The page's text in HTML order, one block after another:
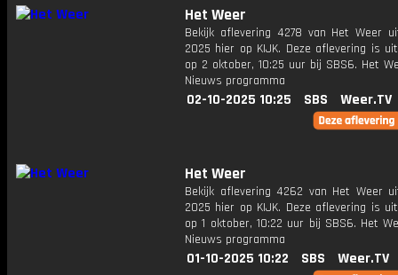
Het Weer
Bekijk aflevering 4278 van Het Weer
2025 hier op KIJK. Deze aflevering is
op 2 oktober, 10:25 uur bij SBS6. Het
Nieuws programma
02-10-2025 10:25 SBS Weer.TV
Het Weer
Bekijk aflevering 4262 van Het Weer
2025 hier op KIJK. Deze aflevering is
op 1 oktober, 10:22 uur bij SBS6. Het
Nieuws programma
01-10-2025 10:22 SBS Weer.TV